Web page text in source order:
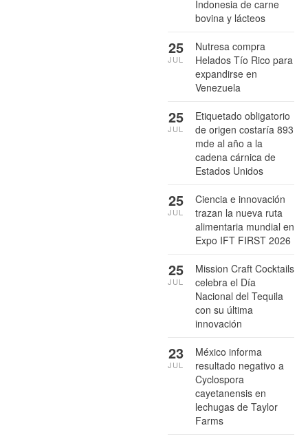
Indonesia de carne
bovina y lácteos
Nutresa compra
Helados Tío Rico para
expandirse en
Venezuela
25
JUL
Etiquetado obligatorio
de origen costaría 893
mde al año a la
cadena cárnica de
Estados Unidos
25
JUL
Ciencia e innovación
trazan la nueva ruta
alimentaria mundial en
Expo IFT FIRST 2026
25
JUL
Mission Craft Cocktails
celebra el Día
Nacional del Tequila
con su última
innovación
25
JUL
México informa
resultado negativo a
Cyclospora
cayetanensis en
lechugas de Taylor
Farms
23
JUL